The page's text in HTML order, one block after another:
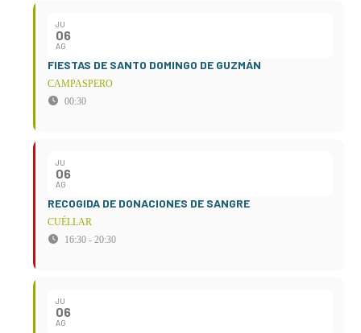
JU
06
AG
FIESTAS DE SANTO DOMINGO DE GUZMÁN
CAMPASPERO
00:30
JU
06
AG
RECOGIDA DE DONACIONES DE SANGRE
CUÉLLAR
16:30 - 20:30
JU
06
AG